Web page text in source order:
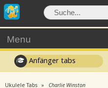
Menu
Anfänger tabs
Ukulele Tabs Charlie Winston